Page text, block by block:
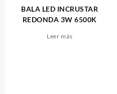
BALA LED INCRUSTAR
REDONDA 3W 6500K
Leer más